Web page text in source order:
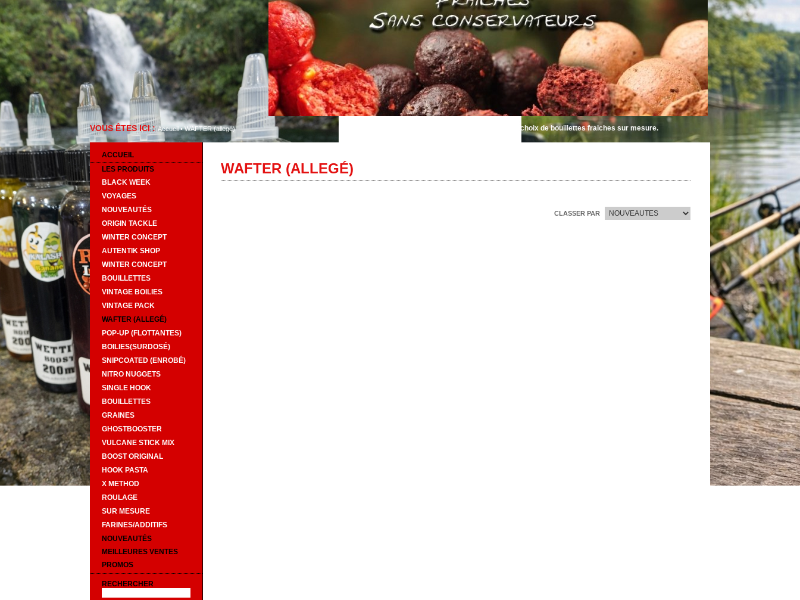
VOUS ÊTES ICI :Accueil•WAFTER (allegé) Bienvenue sur Autentik Sniper... le plus grand choix de bouillettes fraiches sur mesure.
ACCUEIL
LES PRODUITS
BLACK WEEK
VOYAGES
NOUVEAUTÉS
ORIGIN TACKLE
WINTER CONCEPT
AUTENTIK SHOP
WINTER CONCEPT
BOUILLETTES
VINTAGE BOILIES
VINTAGE PACK
WAFTER (ALLEGÉ)
POP-UP (FLOTTANTES)
BOILIES(SURDOSÉ)
SNIPCOATED (ENROBÉ)
NITRO NUGGETS
SINGLE HOOK
BOUILLETTES
GRAINES
GHOSTBOOSTER
VULCANE STICK MIX
BOOST ORIGINAL
HOOK PASTA
X METHOD
ROULAGE
SUR MESURE
FARINES/ADDITIFS
NOUVEAUTÉS
MEILLEURES VENTES
PROMOS
RECHERCHER
WAFTER (ALLEGÉ)
CLASSER PAR